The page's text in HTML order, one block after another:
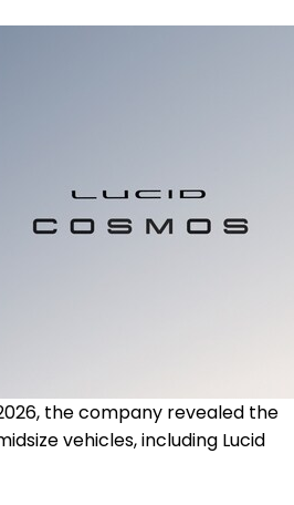
the company revealed the
vehicles, including Lucid